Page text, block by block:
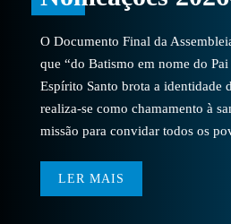
O Documento Final da
que “do Batismo em nome do
Espírito Santo brota a identidade
realiza-se como chamamento à
missão para convidar todos os
LER MAIS